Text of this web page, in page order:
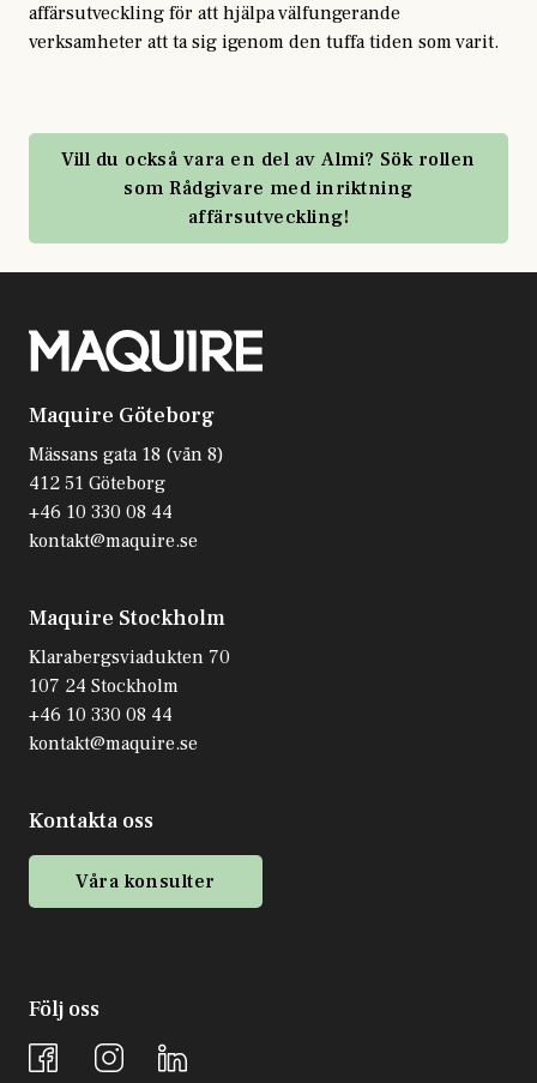
affärsutveckling för att hjälpa välfungerande
verksamheter att ta sig igenom den tuffa tiden som varit.
Vill du också vara en del av Almi? Sök rollen
som Rådgivare med inriktning
affärsutveckling!
Maquire Göteborg
Mässans gata 18 (vån 8)
412 51 Göteborg
+46 10 330 08 44
kontakt@maquire.se
Maquire Stockholm
Klarabergsviadukten 70
107 24 Stockholm
+46 10 330 08 44
kontakt@maquire.se
Kontakta oss
Våra konsulter
Följ oss